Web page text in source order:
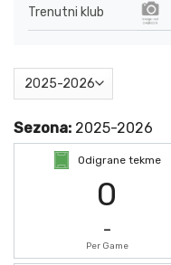
Trenutni klub
Sezona: 2025-2026
Odigrane tekme
0
-
Per Game